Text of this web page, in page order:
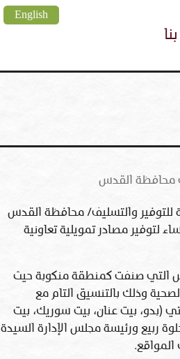
English
محافظة القدس
للتوفير والتسليف/ محافظة القدس
من قبل النساء لتوفير مصادر تمويلية تعاونية
التي صنفت كمنطقة منكوبة حيث
الغذائية والصحية وذلك بالتنسيق التام مع
(بدو، بيت عنان، بيت سوريك، بيت
ربيع ورئيسة مجلس الإدارة السيدة
المواقع.